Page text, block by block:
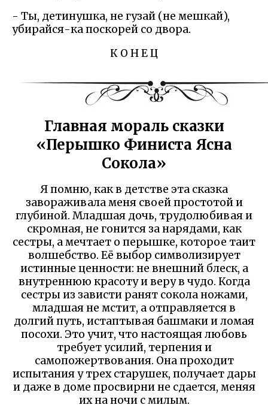
- Ты, детинушка, не гузай (не мешкай),
убирайся-ка поскорей со двора.
К О Н Е Ц
Главная мораль сказки
«Перышко Финиста Ясна
Сокола»
Я помню, как в детстве эта сказка
завораживала меня своей простотой и
глубиной. Младшая дочь, трудолюбивая и
скромная, не гонится за нарядами, как
сестры, а мечтает о перышке, которое таит
волшебство. Её выбор символизирует
истинные ценности: не внешний блеск, а
внутреннюю красоту и веру в чудо. Когда
сестры из зависти ранят сокола ножами,
младшая не мстит, а отправляется в
долгий путь, истаптывая башмаки и ломая
посохи. Это учит, что настоящая любовь
требует усилий, терпения и
самопожертвования. Она проходит
испытания у трех старушек, получает дары
и даже в доме просвирни не сдается, меняя
их на ночи с милым.